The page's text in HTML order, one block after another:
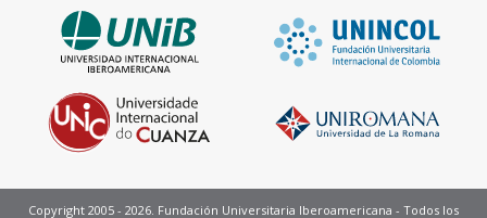
Copyright 2005 - 2026. Fundación Universitaria Iberoamericana - Todos los